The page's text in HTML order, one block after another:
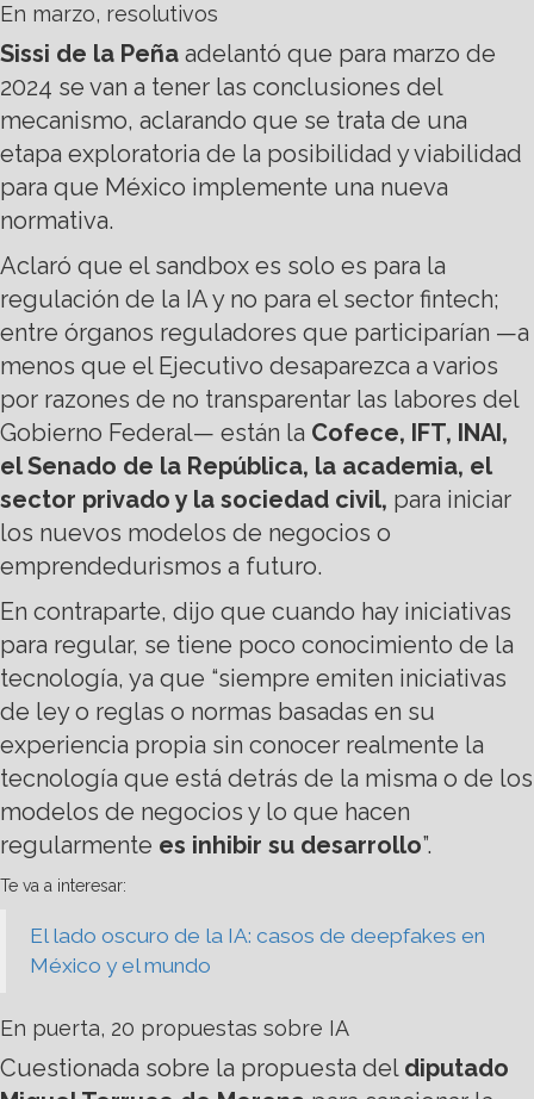
En marzo, resolutivos
Sissi de la Peña adelantó que para marzo de
2024 se van a tener las conclusiones del
mecanismo, aclarando que se trata de una
etapa exploratoria de la posibilidad y viabilidad
para que México implemente una nueva
normativa.
Aclaró que el sandbox es solo es para la
regulación de la IA y no para el sector fintech;
entre órganos reguladores que participarían —a
menos que el Ejecutivo desaparezca a varios
por razones de no transparentar las labores del
Gobierno Federal— están la Cofece, IFT, INAI,
el Senado de la República, la academia, el
sector privado y la sociedad civil, para iniciar
los nuevos modelos de negocios o
emprendedurismos a futuro.
En contraparte, dijo que cuando hay iniciativas
para regular, se tiene poco conocimiento de la
tecnología, ya que “siempre emiten iniciativas
de ley o reglas o normas basadas en su
experiencia propia sin conocer realmente la
tecnología que está detrás de la misma o de los
modelos de negocios y lo que hacen
regularmente es inhibir su desarrollo”.
Te va a interesar:
El lado oscuro de la IA: casos de deepfakes en
México y el mundo
En puerta, 20 propuestas sobre IA
Cuestionada sobre la propuesta del diputado